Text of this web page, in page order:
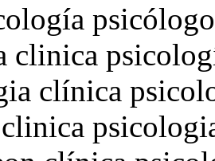
clinica
clínica